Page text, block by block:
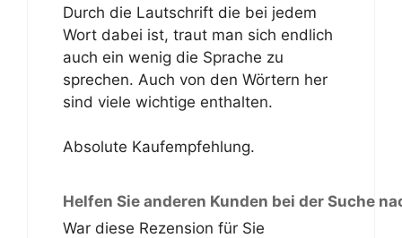
Durch die Lautschrift die bei jedem
Wort dabei ist, traut man sich endlich
auch ein wenig die Sprache zu
sprechen. Auch von den Wörtern her
sind viele wichtige enthalten.
Absolute Kaufempfehlung.
Helfen Sie anderen Kunden bei der Suche
War diese Rezension für Sie